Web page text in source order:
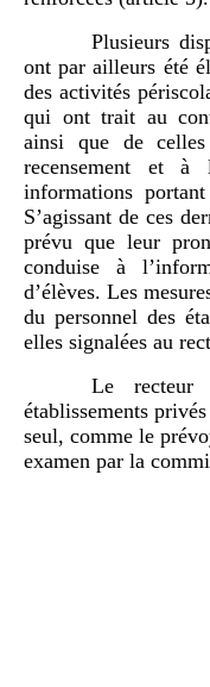
Plusieurs
ont par ailleurs été
des activités
qui ont trait au
ainsi que de
recensement et à
informations
S’agissant de ces
prévu que leur
conduise à
d’élèves. Les
du personnel des
elles signalées au
Le recteur
établissements
seul, comme le
examen par la